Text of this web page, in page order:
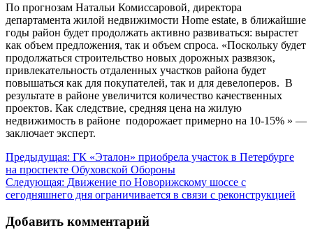
По прогнозам Натальи Комиссаровой, директора
департамента жилой недвижимости Home estate, в ближайшие
годы район будет продолжать активно развиваться: вырастет
как объем предложения, так и объем спроса. «Поскольку будет
продолжаться строительство новых дорожных развязок,
привлекательность отдаленных участков района будет
повышаться как для покупателей, так и для девелоперов. В
результате в районе увеличится количество качественных
проектов. Как следствие, средняя цена на жилую
недвижимость в районе подорожает примерно на 10-15% » —
заключает эксперт.
Навигация
по
записям
Предыдущая: ГК «Эталон» приобрела участок в Петербурге
на проспекте Обуховской Обороны
Следующая: Движение по Новорижскому шоссе с
сегодняшнего дня ограничивается в связи с реконструкцией
Добавить комментарий